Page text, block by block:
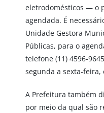
eletrodomésticos — o
agendada. É
Unidade Gestora
Públicas, para o
telefone (11) 4596-
segunda a sexta-feira,
A Prefeitura também
por meio da qual são